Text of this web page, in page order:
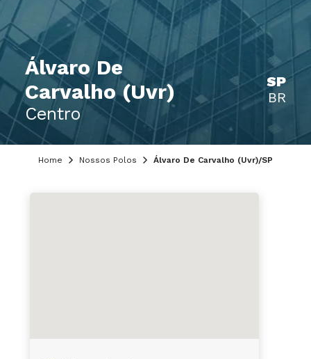
Álvaro De
Carvalho (Uvr)
Centro
SP
BR
Home Nossos Polos Álvaro De Carvalho (Uvr)/SP